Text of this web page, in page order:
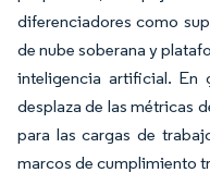
diferenciadores como
de nube soberana y
inteligencia artificial. En
desplaza de las métricas
para las cargas de
marcos de cumplimiento